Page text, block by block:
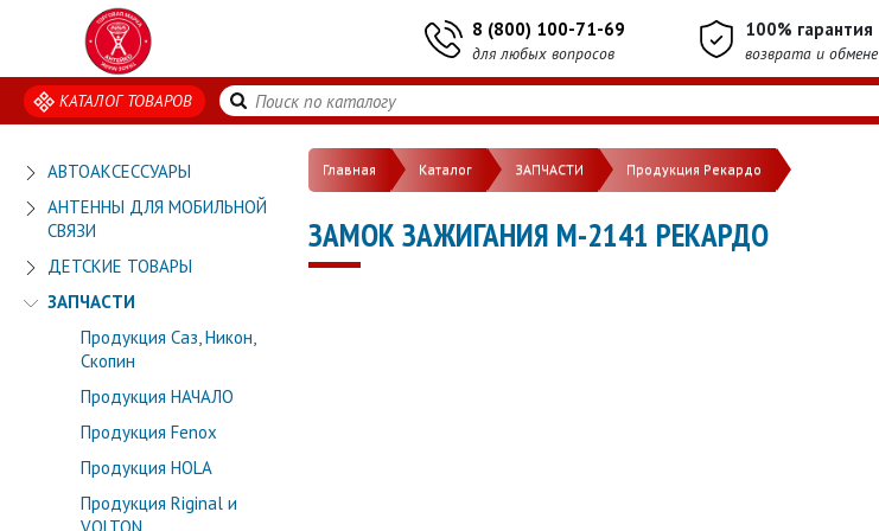
8 (800) 100-71-69
для любых вопросов
100% гарантия
возврата и обмене
КАТАЛОГ ТОВАРОВ
АВТОАКСЕССУАРЫ
АНТЕННЫ ДЛЯ МОБИЛЬНОЙ
СВЯЗИ
ДЕТСКИЕ ТОВАРЫ
ЗАПЧАСТИ
Продукция Саз, Никон,
Скопин
Продукция НАЧАЛО
Продукция Fenox
Продукция HOLA
Продукция Riginal и
Главная Каталог ЗАПЧАСТИ Продукция Рекардо
ЗАМОК ЗАЖИГАНИЯ М-2141 РЕКАРДО